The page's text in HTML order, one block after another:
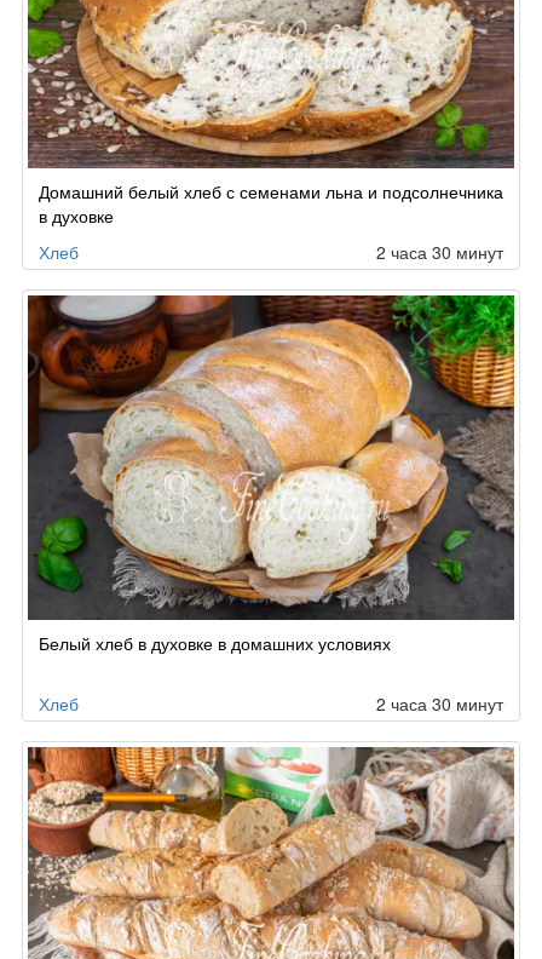
Домашний белый хлеб с семенами льна и подсолнечника
в духовке
Хлеб
2 часа 30 минут
Белый хлеб в духовке в домашних условиях
Хлеб 2 часа 30 минут